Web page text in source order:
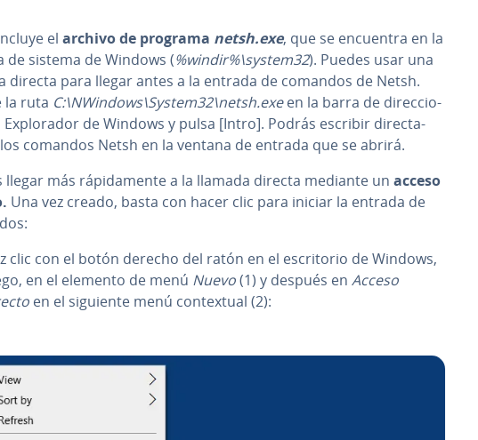
el archivo de programa netsh.exe, que se encuentra en la
de sistema de Windows (%windir%\system32). Puedes usar una
directa para llegar antes a la entrada de comandos de Netsh.
la ruta C:\NWindows\System32\netsh.exeen la barra de di­re­c­cio­
Ex­plo­ra­dor de Windows y pulsa [Intro]. Podrás escribir di­re­c­ta­
comandos Netsh en la ventana de entrada que se abrirá.
llegar más rá­pi­da­me­n­te a la llamada directa mediante un acceso
Una vez creado, basta con hacer clic para iniciar la entrada de
clic con el botón derecho del ratón en el es­cri­to­rio de Windows,
en el elemento de menú Nuevo(1) y después en Acceso
en el siguiente menú co­n­te­x­tual (2):